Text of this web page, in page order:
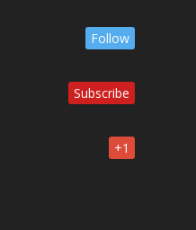
Follow
Subscribe
+1